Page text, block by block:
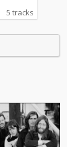
5 tracks